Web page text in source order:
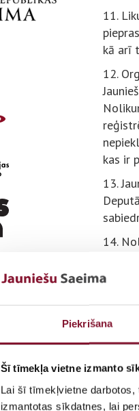
Piekrišana
Šī tīmekļa vietne izmanto
Lai šī tīmekļvietne
izmantotas sīkdatnes, lai
11.
kā arī
12.
kas ir
13.
14.
15.
17.